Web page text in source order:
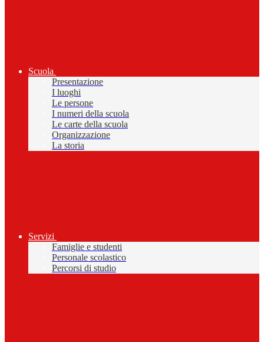
Scuola
Presentazione
I luoghi
Le persone
I numeri della scuola
Le carte della scuola
Organizzazione
La storia
Servizi
Famiglie e studenti
Personale scolastico
Percorsi di studio